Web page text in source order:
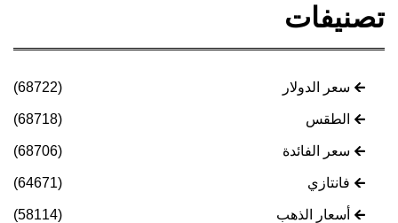
تصنيفات
سعر الدولار (68722)
الطقس (68718)
سعر الفائدة (68706)
فانتازي (64671)
أسعار الذهب (58114)